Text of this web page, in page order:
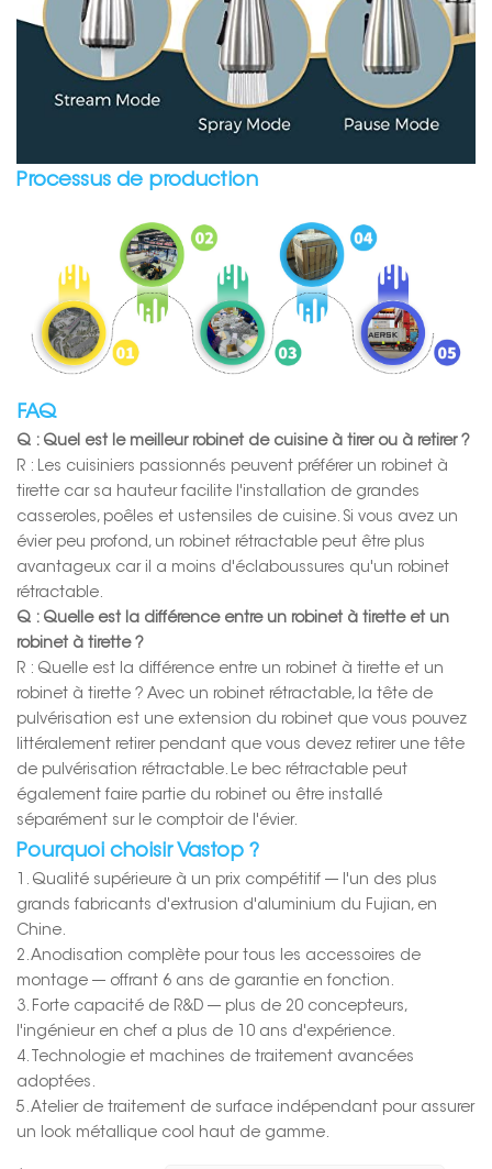
Processus de production
FAQ
Q : Quel est le meilleur robinet de cuisine à tirer ou à retirer ?
R : Les cuisiniers passionnés peuvent préférer un robinet à
tirette car sa hauteur facilite l'installation de grandes
casseroles, poêles et ustensiles de cuisine. Si vous avez un
évier peu profond, un robinet rétractable peut être plus
avantageux car il a moins d'éclaboussures qu'un robinet
rétractable.
Q : Quelle est la différence entre un robinet à tirette et un
robinet à tirette ?
R : Quelle est la différence entre un robinet à tirette et un
robinet à tirette ? Avec un robinet rétractable, la tête de
pulvérisation est une extension du robinet que vous pouvez
littéralement retirer pendant que vous devez retirer une tête
de pulvérisation rétractable. Le bec rétractable peut
également faire partie du robinet ou être installé
séparément sur le comptoir de l'évier.
Pourquoi choisir Vastop ?
1. Qualité supérieure à un prix compétitif --- l'un des plus
grands fabricants d'extrusion d'aluminium du Fujian, en
Chine.
2. Anodisation complète pour tous les accessoires de
montage --- offrant 6 ans de garantie en fonction.
3. Forte capacité de R&D --- plus de 20 concepteurs,
l'ingénieur en chef a plus de 10 ans d'expérience.
4. Technologie et machines de traitement avancées
adoptées.
5. Atelier de traitement de surface indépendant pour assurer
un look métallique cool haut de gamme.